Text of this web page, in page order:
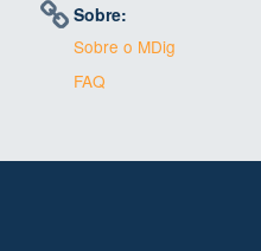
Sobre:
Sobre o MDig
FAQ